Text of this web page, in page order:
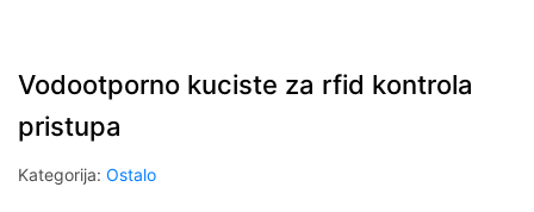
Vodootporno kuciste za rfid kontrola
pristupa
Kategorija: Ostalo